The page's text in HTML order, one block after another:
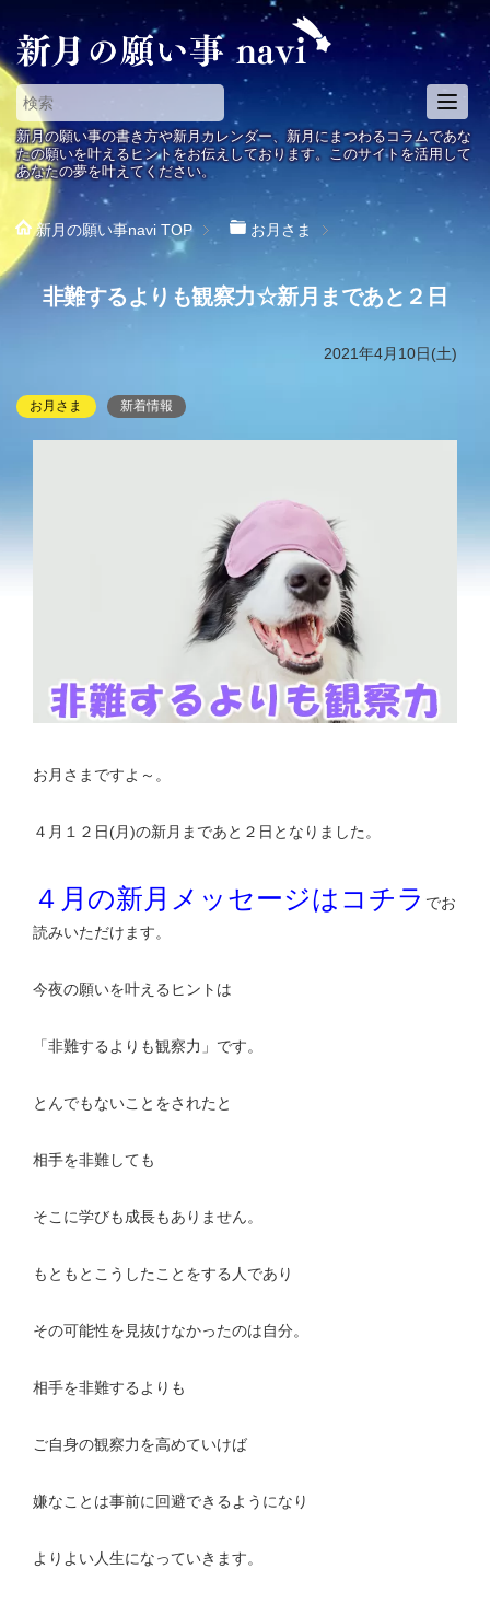
T
o
g
g
e
g
o
新月の願い事の書き方や新月カレンダー、新月にまつわるコラムであな
たの願いを叶えるヒントをお伝えしております。このサイトを活用して
あなたの夢を叶えてください。
新月の願い事navi TOP お月さま
非難するよりも観察力☆新月まであと２日
2021年4月10日(土)
お月さま 新着情報
お月さまですよ～。
４月１２日(月)の新月まであと２日となりました。
４月の新月メッセージはコチラ でお
読みいただけます。
今夜の願いを叶えるヒントは
「非難するよりも観察力」です。
とんでもないことをされたと
相手を非難しても
そこに学びも成長もありません。
もともとこうしたことをする人であり
その可能性を見抜けなかったのは自分。
相手を非難するよりも
ご自身の観察力を高めていけば
嫌なことは事前に回避できるようになり
よりよい人生になっていきます。